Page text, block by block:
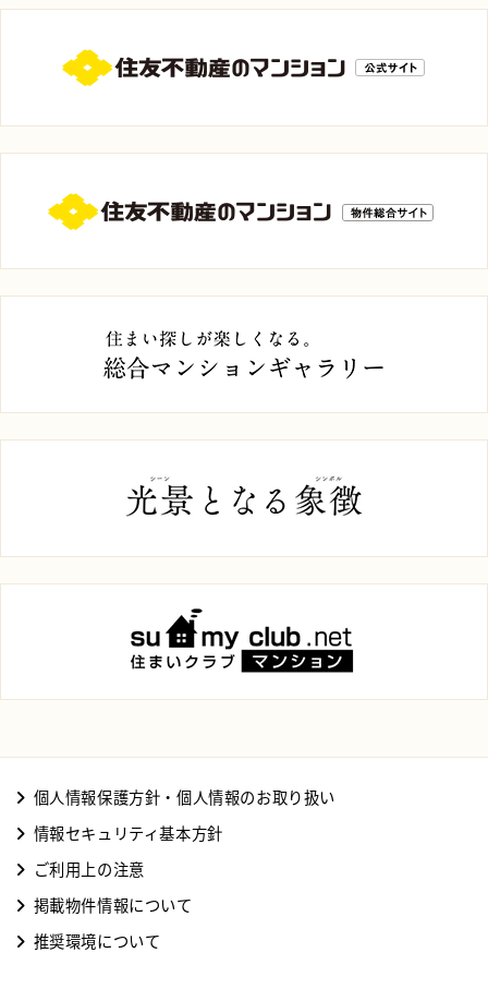
個人情報保護方針・個人情報のお取り扱い
情報セキュリティ基本方針
ご利用上の注意
掲載物件情報について
推奨環境について